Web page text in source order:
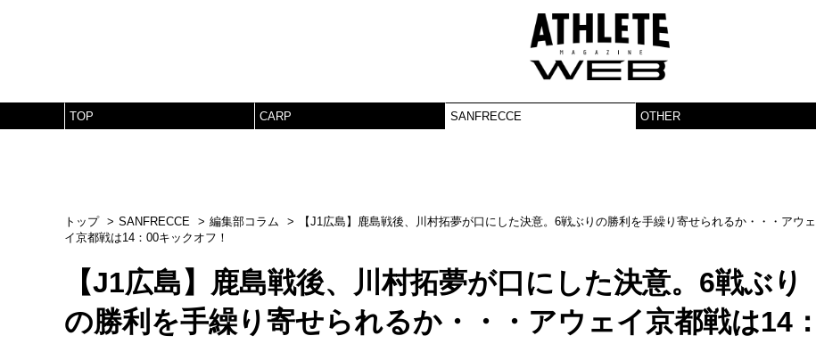
TOP CARP SANFRECCE OTHER
トップ SANFRECCE 編集部コラム
【J1広島】鹿島戦後、川村拓夢が口にした決意。6戦ぶりの勝利を手繰り寄せられるか・・・アウェ
イ京都戦は14：00キックオフ！
【J1広島】鹿島戦後、川村拓夢が口にした決意。6戦ぶり
の勝利を手繰り寄せられるか・・・アウェイ京都戦は14：